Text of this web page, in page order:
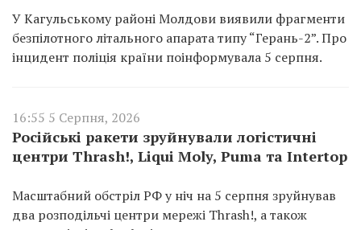
У Кагульському районі Молдови виявили фрагменти
безпілотного літального апарата типу “Герань-2”. Про
інцидент поліція країни поінформувала 5 серпня.
16:55 5 Серпня, 2026
Російські ракети зруйнували логістичні
центри Thrash!, Liqui Moly, Puma та Intertop
Масштабний обстріл РФ у ніч на 5 серпня зруйнував
два розподільчі центри мережі Thrash!, а також